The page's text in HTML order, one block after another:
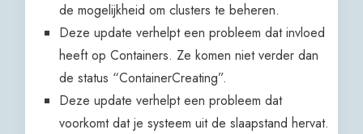
de mogelijkheid om clusters te beheren.
Deze update verhelpt een probleem dat invloed
heeft op Containers. Ze komen niet verder dan
de status “ContainerCreating”.
Deze update verhelpt een probleem dat
voorkomt dat je systeem uit de slaapstand hervat.